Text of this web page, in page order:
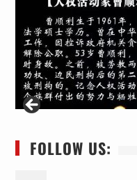
FOLLOW US: